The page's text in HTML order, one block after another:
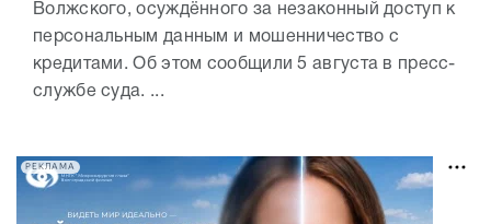
Волжского, осуждённого за незаконный доступ к
персональным данным и мошенничество с
кредитами. Об этом сообщили 5 августа в пресс-
службе суда. ...
РЕКЛАМА